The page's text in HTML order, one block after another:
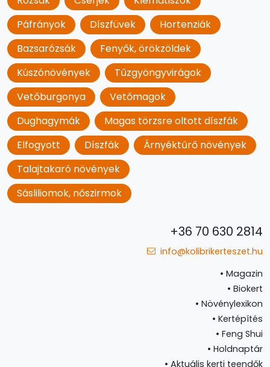
Páfrányok
Díszfüvek
Hortenziák
Bazsarózsák
Fenyők, örökzöldek
Kúszónövények
Tűzgyöngyvirágok
Vetőburgonya
Vetőmagok
Dughagymák
Magas törzsre oltott díszfák
Elfogyott
Díszfák
Árnyéktűrő növények
Talajtakaró növények
Sásliliomok, nőszirmok
+36 70 630 2814
info@kolibrikerteszet.hu
• Magazin
• Biokert
• Növénylexikon
• Kertépítés
• Feng Shui
• Holdnaptár
• Aktuális kerti teendők